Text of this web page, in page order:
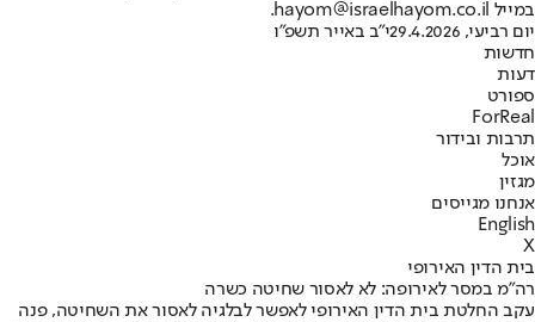
במייל hayom@israelhayom.co.il.
יום רביעי, 29.4.2026
י"ב באייר תשפ"ו
חדשות
דעות
ספורט
ForReal
תרבות ובידור
אוכל
מגזין
אנחנו מגייסים
English
X
בית הדין האירופי
רה"מ במסר לאירופה: לא לאסור שחיטה כשרה
עקב החלטת בית הדין האירופי לאפשר לבלגיה לאסור את השחיטה, פנה